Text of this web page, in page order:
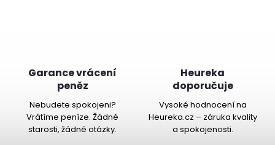
Garance vrácení
peněz
Nebudete spokojeni?
Vrátíme peníze. Žádné
starosti, žádné otázky.
Heureka
doporučuje
Vysoké hodnocení na
Heureka.cz – záruka kvality
a spokojenosti.